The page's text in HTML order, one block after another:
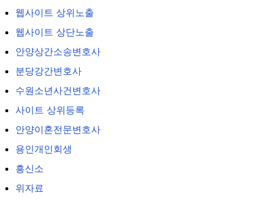
웹사이트 상위노출
웹사이트 상단노출
안양상간소송변호사
분당강간변호사
수원소년사건변호사
사이트 상위등록
안양이혼전문변호사
용인개인회생
흥신소
위자료